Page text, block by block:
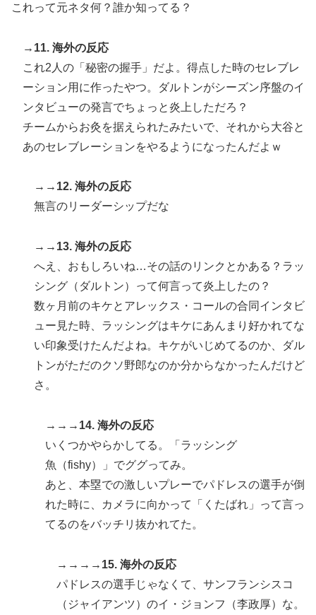
これって元ネタ何？誰か知ってる？
→11. 海外の反応
これ2人の「秘密の握手」だよ。得点した時のセレブレ
ーション用に作ったやつ。ダルトンがシーズン序盤のイ
ンタビューの発言でちょっと炎上しただろ？
チームからお灸を据えられたみたいで、それから大谷と
あのセレブレーションをやるようになったんだよｗ
→→12. 海外の反応
無言のリーダーシップだな
→→13. 海外の反応
へえ、おもしろいね…その話のリンクとかある？ラッ
シング（ダルトン）って何言って炎上したの？
数ヶ月前のキケとアレックス・コールの合同インタビ
ュー見た時、ラッシングはキケにあんまり好かれてな
い印象受けたんだよね。キケがいじめてるのか、ダル
トンがただのクソ野郎なのか分からなかったんだけど
さ。
→→→14. 海外の反応
いくつかやらかしてる。「ラッシング
魚（fishy）」でググってみ。
あと、本塁での激しいプレーでパドレスの選手が倒
れた時に、カメラに向かって「くたばれ」って言っ
てるのをバッチリ抜かれてた。
→→→→15. 海外の反応
パドレスの選手じゃなくて、サンフランシスコ
（ジャイアンツ）のイ・ジョンフ（李政厚）な。